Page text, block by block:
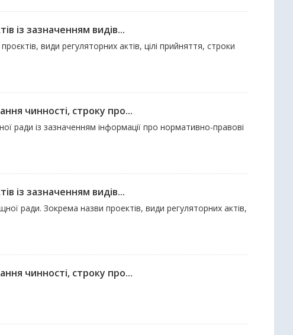
із зазначенням видів...
види регуляторних актів, цілі прийняття, строки
чинності, строку про...
ради із зазначенням інформації про нормативно-правові
із зазначенням видів...
ради. Зокрема назви проектів, види регуляторних актів,
чинності, строку про...